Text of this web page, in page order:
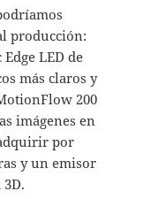
producción:
LED de
más claros y
200
imágenes en
por
y un emisor